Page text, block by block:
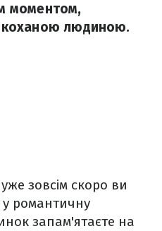
моментом,
коханою людиною.
зовсім скоро ви
романтичну
запам'ятаєте на